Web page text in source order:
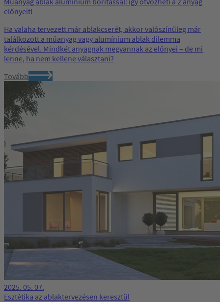
előnyeit!
Ha valaha tervezett már ablakcserét, akkor valószínűleg már
találkozott a műanyag vagy alumínium ablak dilemma
kérdésével. Mindkét anyagnak megvannak az előnyei – de mi
lenne, ha nem kellene választani?
Tovább
2025. 05. 07.
Esztétika az ablaktervezésen keresztül